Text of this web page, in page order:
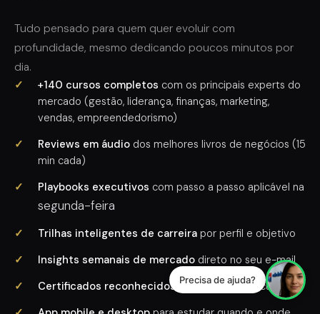
Tudo pensado para quem quer evoluir com
profundidade, mesmo dedicando poucos minutos por
dia.
✓
+140 cursos completos com os principais experts do
mercado (gestão, liderança, finanças, marketing,
vendas, empreendedorismo)
✓
Reviews em áudio dos melhores livros de negócios (15
min cada)
✓
Playbooks executivos com passo a passo aplicável na
segunda-feira
✓ Trilhas inteligentes de carreira por perfil e objetivo
✓
Insights semanais de mercado direto no seu e-mail
✓
Certificados reconhecidos ao concluir cada curso
Precisa de ajuda?